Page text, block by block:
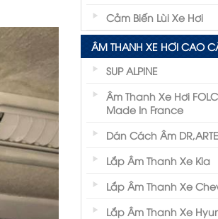
Cảm Biến Lùi Xe Hơi
ÂM THANH XE HƠI CAO
SUP ALPINE
Âm Thanh Xe Hơi
Made In France
Dán Cách Âm
Lắp Âm Thanh Xe Kia
Lắp Âm Thanh Xe
Lắp Âm Thanh Xe